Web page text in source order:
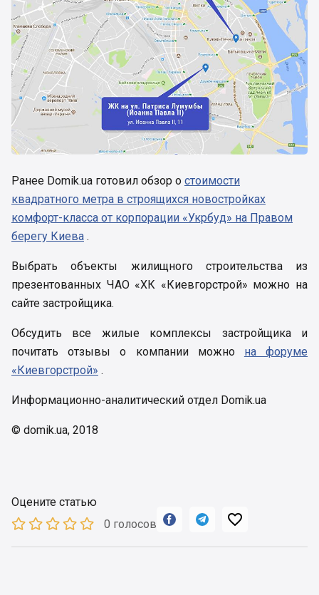
Ранее Domik.ua готовил обзор о стоимости
квадратного метра в строящихся новостройках
комфорт-класса от корпорации «Укрбуд» на Правом
берегу Киева .
Выбрать объекты жилищного строительства из
презентованных ЧАО «ХК «Киевгорстрой» можно на
сайте застройщика.
Обсудить все жилые комплексы застройщика и
почитать отзывы о компании можно на форуме
«Киевгорстрой» .
Информационно-аналитический отдел Domik.ua
© domik.ua, 2018
Оцените статью
0 голосов
  